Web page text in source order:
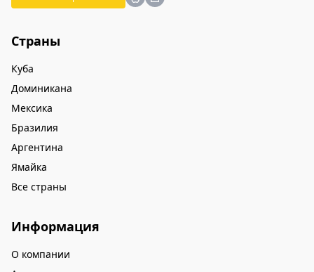
Страны
Куба
Доминикана
Мексика
Бразилия
Аргентина
Ямайка
Все страны
Информация
О компании